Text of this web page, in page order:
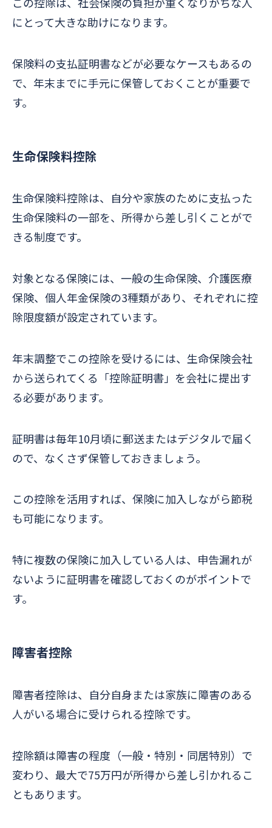
にとって大きな助けになります。
保険料の支払証明書などが必要なケースもあるの
で、年末までに手元に保管しておくことが重要で
す。
生命保険料控除
生命保険料控除は、自分や家族のために支払った
生命保険料の一部を、所得から差し引くことがで
きる制度です。
対象となる保険には、一般の生命保険、介護医療
保険、個人年金保険の3種類があり、それぞれに控
除限度額が設定されています。
年末調整でこの控除を受けるには、生命保険会社
から送られてくる「控除証明書」を会社に提出す
る必要があります。
証明書は毎年10月頃に郵送またはデジタルで届く
ので、なくさず保管しておきましょう。
この控除を活用すれば、保険に加入しながら節税
も可能になります。
特に複数の保険に加入している人は、申告漏れが
ないように証明書を確認しておくのがポイントで
す。
障害者控除
障害者控除は、自分自身または家族に障害のある
人がいる場合に受けられる控除です。
控除額は障害の程度（一般・特別・同居特別）で
変わり、最大で75万円が所得から差し引かれるこ
ともあります。